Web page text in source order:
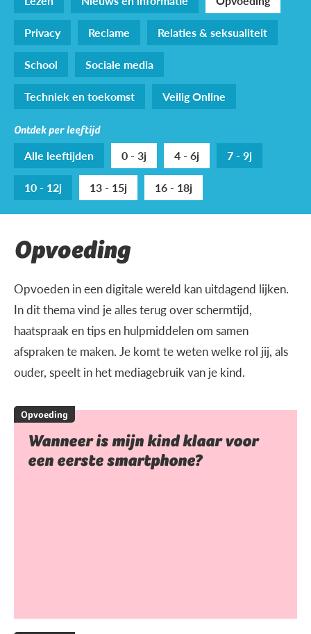
Privacy
Reclame
Relaties & seksualiteit
School
Sociale media
Techniek en toekomst
Veilig Online
Ontdek per leeftijd
Alle leeftijden 0 - 3j 4 - 6j
7 - 9j
10 - 12j
13 - 15j 16 - 18j
Opvoeding
Opvoeden in een digitale wereld kan uitdagend lijken.
In dit thema vind je alles terug over schermtijd,
haatspraak en tips en hulpmiddelen om samen
afspraken te maken. Je komt te weten welke rol jij, als
ouder, speelt in het mediagebruik van je kind.
Opvoeding
Wanneer is mijn kind klaar voor
een eerste smartphone?